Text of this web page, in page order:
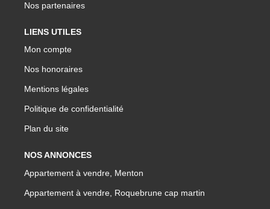
Nos partenaires
LIENS UTILES
Mon compte
Nos honoraires
Mentions légales
Politique de confidentialité
Plan du site
NOS ANNONCES
Appartement à vendre, Menton
Appartement à vendre, Roquebrune cap martin